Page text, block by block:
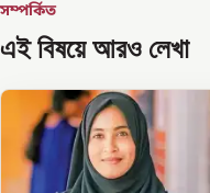
সম্পর্কিত
এই বিষয়ে আরও লেখা